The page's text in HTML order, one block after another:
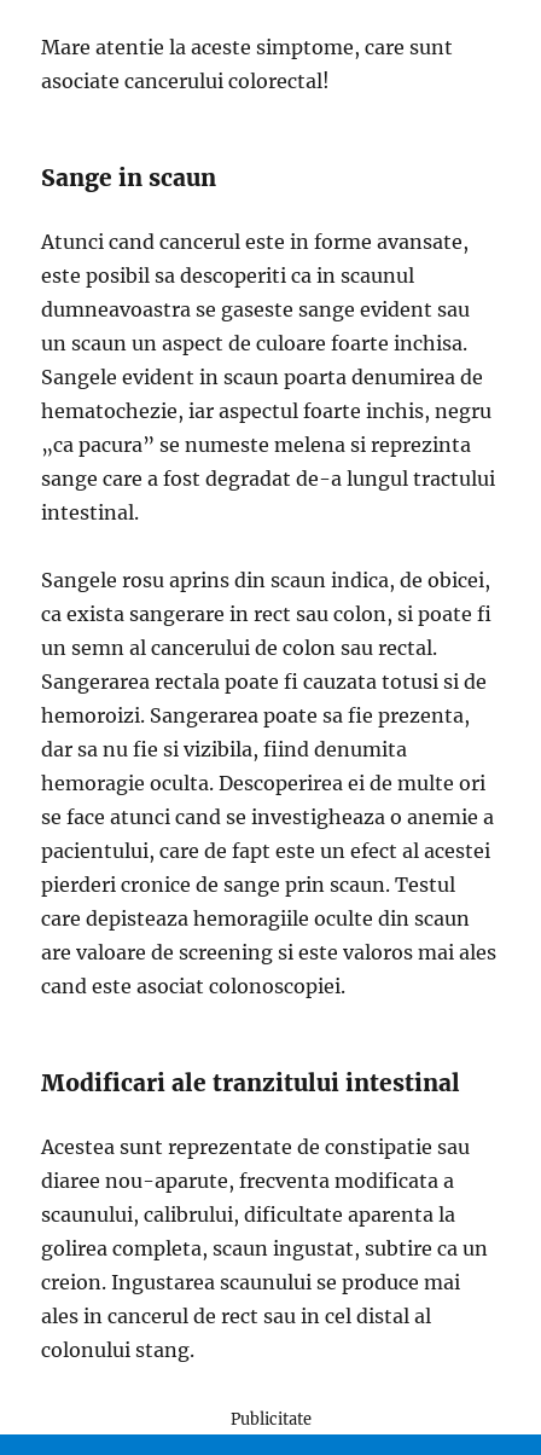
Mare atentie la aceste simptome, care sunt
asociate cancerului colorectal!
Sange in scaun
Atunci cand cancerul este in forme avansate,
este posibil sa descoperiti ca in scaunul
dumneavoastra se gaseste sange evident sau
un scaun un aspect de culoare foarte inchisa.
Sangele evident in scaun poarta denumirea de
hematochezie, iar aspectul foarte inchis, negru
„ca pacura” se numeste melena si reprezinta
sange care a fost degradat de-a lungul tractului
intestinal.
Sangele rosu aprins din scaun indica, de obicei,
ca exista sangerare in rect sau colon, si poate fi
un semn al cancerului de colon sau rectal.
Sangerarea rectala poate fi cauzata totusi si de
hemoroizi. Sangerarea poate sa fie prezenta,
dar sa nu fie si vizibila, fiind denumita
hemoragie oculta. Descoperirea ei de multe ori
se face atunci cand se investigheaza o anemie a
pacientului, care de fapt este un efect al acestei
pierderi cronice de sange prin scaun. Testul
care depisteaza hemoragiile oculte din scaun
are valoare de screening si este valoros mai ales
cand este asociat colonoscopiei.
Modificari ale tranzitului intestinal
Acestea sunt reprezentate de constipatie sau
diaree nou-aparute, frecventa modificata a
scaunului, calibrului, dificultate aparenta la
golirea completa, scaun ingustat, subtire ca un
creion. Ingustarea scaunului se produce mai
ales in cancerul de rect sau in cel distal al
colonului stang.
Publicitate